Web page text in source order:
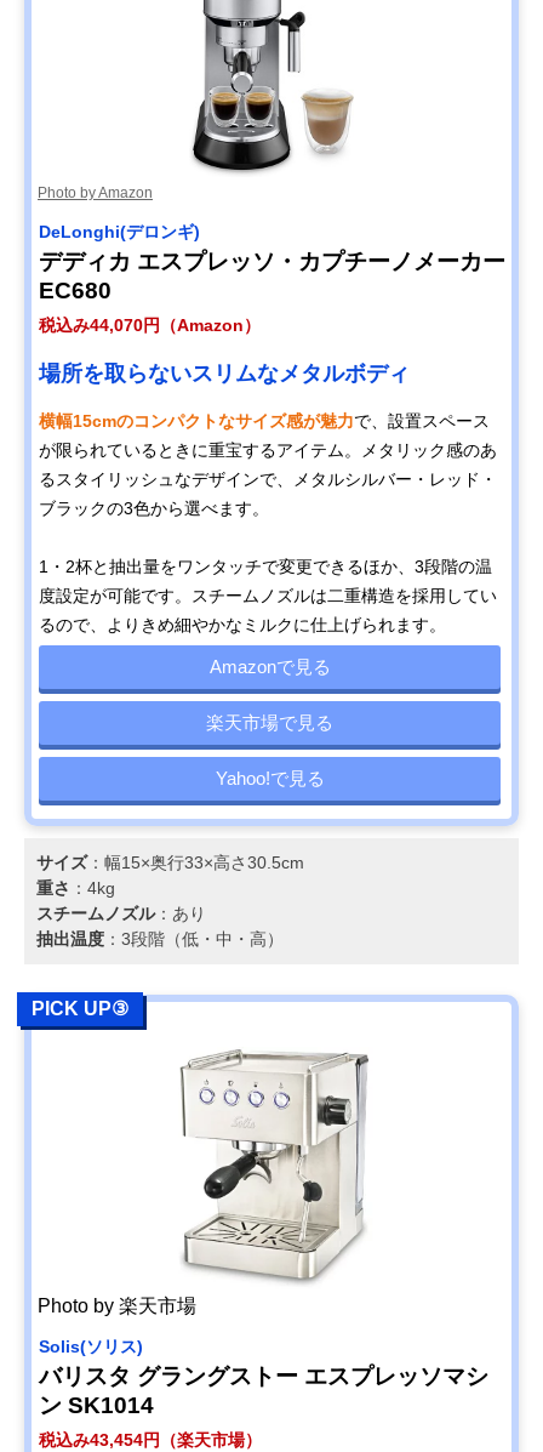
Photo by Amazon
DeLonghi(デロンギ)
デディカ エスプレッソ・カプチーノメーカー
EC680
税込み44,070円（Amazon）
場所を取らないスリムなメタルボディ
横幅15cmのコンパクトなサイズ感が魅力で、設置スペース
が限られているときに重宝するアイテム。メタリック感のあ
るスタイリッシュなデザインで、メタルシルバー・レッド・
ブラックの3色から選べます。
1・2杯と抽出量をワンタッチで変更できるほか、3段階の温
度設定が可能です。スチームノズルは二重構造を採用してい
るので、よりきめ細やかなミルクに仕上げられます。
Amazonで見る
楽天市場で見る
Yahoo!で見る
サイズ：幅15×奥行33×高さ30.5cm
重さ ：4kg
スチームノズル：あり
抽出温度 ：3段階（低・中・高）
PICK UP③
Photo by 楽天市場
Solis(ソリス)
バリスタ グラングストー エスプレッソマシ
ン SK1014
税込み43,454円（楽天市場）